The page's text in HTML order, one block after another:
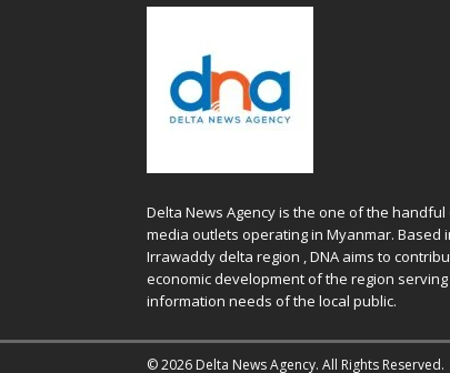
Delta News Agency is the one of the handful
media outlets operating in Myanmar. Based
Irrawaddy delta region , DNA aims to
economic development of the region
information needs of the local public.
© 2026 Delta News Agency. All Rights Reserved.